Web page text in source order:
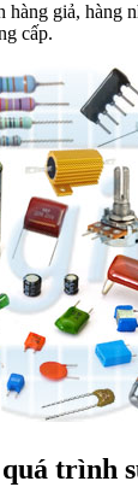
giả, hàng
cấp.
trình